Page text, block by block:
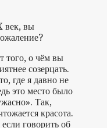
век, вы
того, о чём вы
созерцать.
где я давно не
это место было
Так,
красота.
говорить об